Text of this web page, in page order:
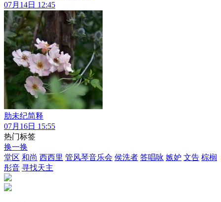
07月14日 12:45
肋未纪简释
07月16日 15:55
热门标签
换一换
堂区 和尚 西西里 管风琴音乐会 侯洗者 答唱咏 嫉妒 文告 棕榈
彤音 寻找天主